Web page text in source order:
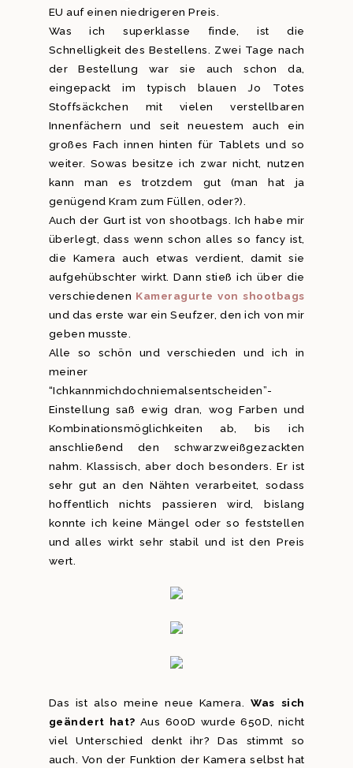
EU auf einen niedrigeren Preis.
Was ich superklasse finde, ist die
Schnelligkeit des Bestellens. Zwei Tage nach
der Bestellung war sie auch schon da,
eingepackt im typisch blauen Jo Totes
Stoffsäckchen mit vielen verstellbaren
Innenfächern und seit neuestem auch ein
großes Fach innen hinten für Tablets und so
weiter. Sowas besitze ich zwar nicht, nutzen
kann man es trotzdem gut (man hat ja
genügend Kram zum Füllen, oder?).
Auch der Gurt ist von shootbags. Ich habe mir
überlegt, dass wenn schon alles so fancy ist,
die Kamera auch etwas verdient, damit sie
aufgehübschter wirkt. Dann stieß ich über die
verschiedenen Kameragurte von shootbags
und das erste war ein Seufzer, den ich von mir
geben musste.
Alle so schön und verschieden und ich in
meiner
“Ichkannmichdochniemalsentscheiden”-
Einstellung saß ewig dran, wog Farben und
Kombinationsmöglichkeiten ab, bis ich
anschließend den schwarzweißgezackten
nahm. Klassisch, aber doch besonders. Er ist
sehr gut an den Nähten verarbeitet, sodass
hoffentlich nichts passieren wird, bislang
konnte ich keine Mängel oder so feststellen
und alles wirkt sehr stabil und ist den Preis
wert.
Das ist also meine neue Kamera.Was sich
geändert hat? Aus 600D wurde 650D, nicht
viel Unterschied denkt ihr? Das stimmt so
auch. Von der Funktion der Kamera selbst hat